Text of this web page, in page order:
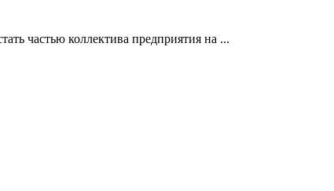
частью коллектива предприятия на ...